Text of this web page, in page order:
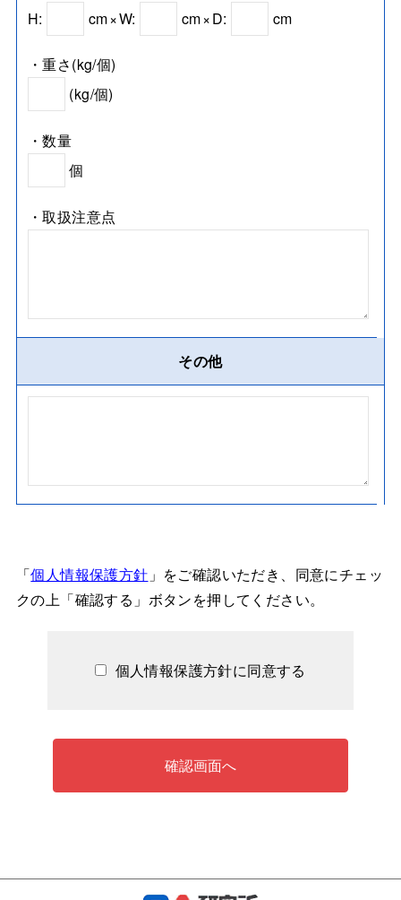
H:
cm×W: cm×D: cm
・重さ(kg/個)
(kg/個)
・数量
個
・取扱注意点
その他
「個人情報保護方針 」をご確認いただき、同意にチェッ
クの上「確認する」ボタンを押してください。
個人情報保護方針に同意する